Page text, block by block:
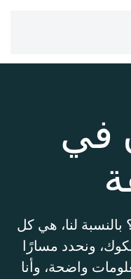
في
لنا، هي كل
ونحدد مسارًا
واضحة، وأنا